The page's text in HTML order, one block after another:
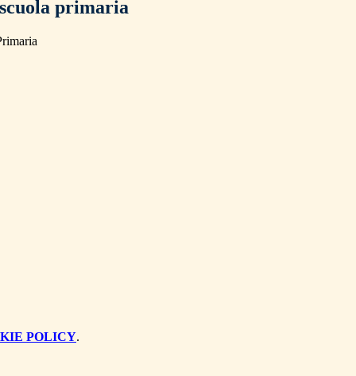
primaria
POLICY.